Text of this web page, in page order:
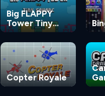
Big FLAPPY
Tower Tiny
Square
Copter Royale